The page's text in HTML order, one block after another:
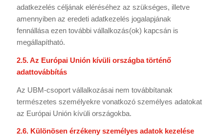
adatkezelés céljának eléréséhez az szükséges, illetve
amennyiben az eredeti adatkezelés jogalapjának
fennállása ezen további vállalkozás(ok) kapcsán is
megállapítható.
2.5. Az Európai Unión kívüli országba történő
adattovábbítás
Az UBM-csoport vállalkozásai nem továbbítanak
természetes személyekre vonatkozó személyes adatokat
az Európai Unión kívüli országokba.
2.6. Különösen érzékeny személyes adatok kezelése